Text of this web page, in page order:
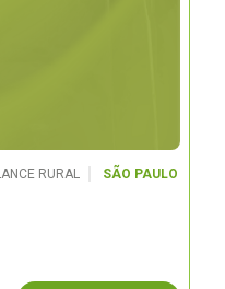
RURAL
SÃO PAULO